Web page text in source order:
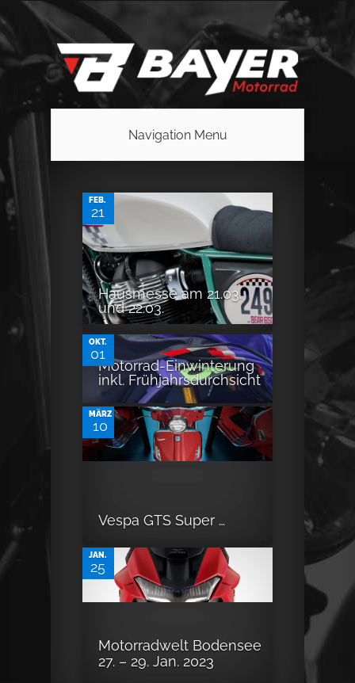
Navigation Menu
FEB.
21
Hausmesse am 21.03.
und 22.03.
OKT.
01
0
Motorrad-Einwinterung
inkl. Frühjahrsdurchsicht
MÄRZ
10
0
Vespa GTS Super …
JAN.
25
Motorradwelt Bodensee
27. – 29. Jan. 2023